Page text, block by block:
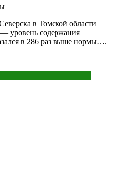
в Томской области
— уровень содержания
в 286 раз выше нормы….